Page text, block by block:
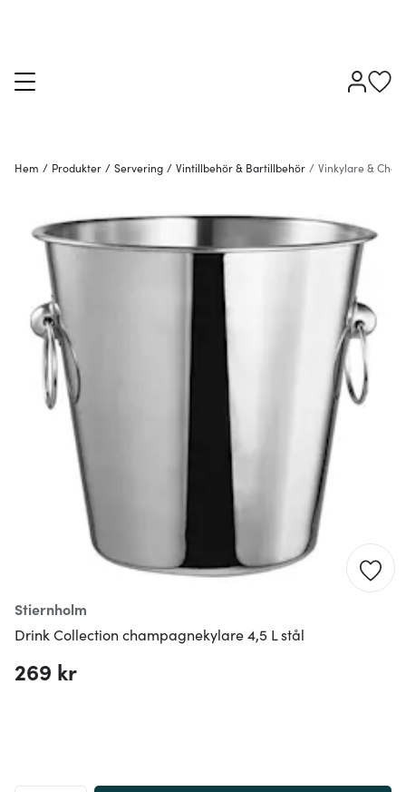
Hem / Produkter / Servering / Vintillbehör & Bartillbehör / Vinkylare &
Stiernholm
Drink Collection champagnekylare 4,5 L stål
269 kr